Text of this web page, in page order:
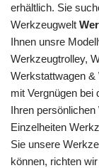
erhältlich. Sie
Werkzeugwelt
Ihnen unsre
Werkzeugtrolley,
Werkstattwagen &
mit Vergnügen bei
Ihren
Einzelheiten
Sie unsere
können, richten